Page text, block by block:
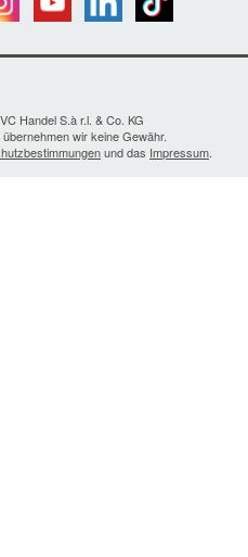
Handel S.à r.l. & Co. KG
wir keine Gewähr.
und das Impressum.